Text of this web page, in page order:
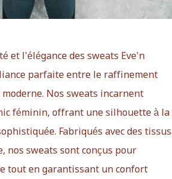
et l’élégance des sweats Eve’n
parfaite entre le raffinement
Nos sweats incarnent
féminin, offrant une silhouette à la
Fabriqués avec des tissus
nos sweats sont conçus pour
tout en garantissant un confort